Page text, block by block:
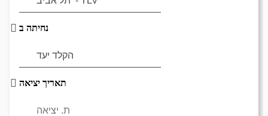
נחיתה ב
תאריך יציאה